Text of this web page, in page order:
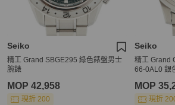
Seiko
精工 Grand SBGE295 綠色錶盤男士
腕錶
MOP 42,958
現折 200
Seiko
精工 Grand
66-0AL0 銀
MOP
現折